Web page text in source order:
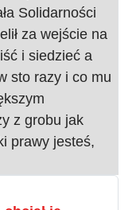
Solidarności
za wejście na
i siedzieć a
sto razy i co mu
z grobu jak
prawy jesteś,